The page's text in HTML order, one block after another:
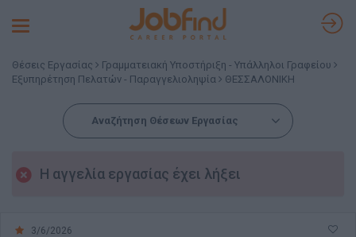
Toggle
Θέσεις Εργασίας
Γραμματειακή Υποστήριξη - Υπάλληλοι Γραφείου
Εξυπηρέτηση Πελατών - Παραγγελιοληψία
ΘΕΣΣΑΛΟΝΙΚΗ
Αναζήτηση Θέσεων Εργασίας
Η αγγελία εργασίας έχει λήξει
3/6/2026